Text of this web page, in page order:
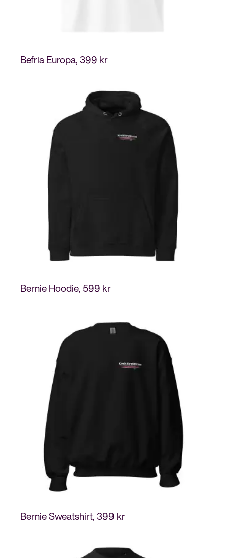
Befria Europa 399 kr
Bernie Hoodie 599 kr
Bernie Sweatshirt 399 kr